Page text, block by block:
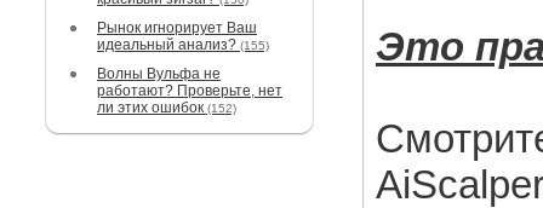
Рынок игнорирует Ваш
идеальный анализ? (155)
Волны Вульфа не
работают? Проверьте, нет
ли этих ошибок (152)
Это